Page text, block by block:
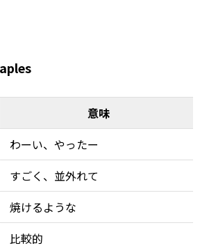
意味
わーい、やったー
すごく、並外れて
焼けるような
比較的